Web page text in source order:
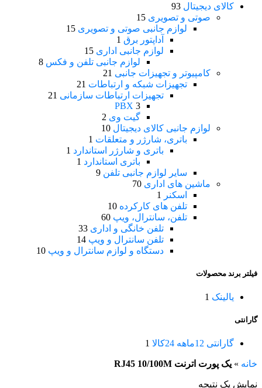
کالای دیجیتال 93
صوتی و تصویری 15
لوازم جانبی صوتی و تصویری 15
آداپتور برق 1
لوازم جانبی اداری 15
لوازم جانبی تلفن و فکس 8
کامپیوتر و تجهیزات جانبی 21
تجهیزات شبکه و ارتباطات 21
تجهیزات ارتباطات سازمانی 21
PBX 3
گیت وی 2
لوازم جانبی کالای دیجیتال 10
باتری، شارژر و متعلقات 1
باتری و شارژر استاندارد 1
باتری استاندارد 1
سایر لوازم جانبی تلفن 9
ماشین های اداری 70
اسکنر
1
تلفن های کارکرده 10
تلفن، سانترال، ویپ 60
تلفن خانگی و اداری 33
تلفن سانترال و ویپ 14
دستگاه و لوازم سانترال و ویپ 10
فیلتر برند محصولات
یالینک 1
گارانتی
گارانتی 12ماهه 24کالا 1
خانه » یک پورت اترنت RJ45 10/100M
نمایش یک نتیجه